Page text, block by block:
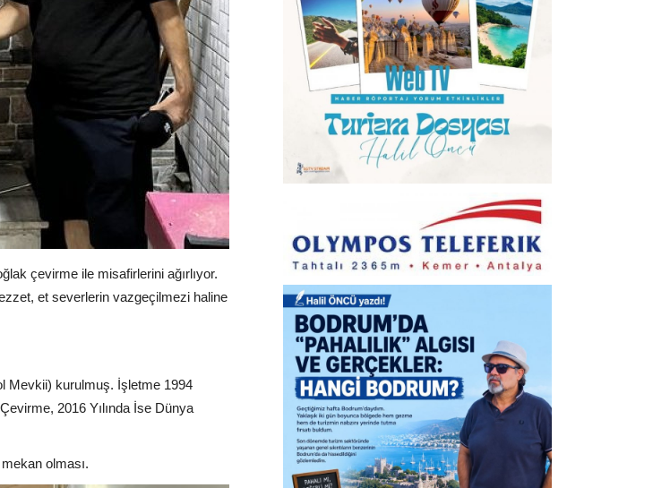
çevirme ile misafirlerini ağırlıyor.
et severlerin vazgeçilmezi haline
Mevkii) kurulmuş. İşletme 1994
2016 Yılında İse Dünya
olması.